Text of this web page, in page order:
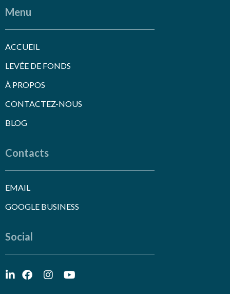
Menu
ACCUEIL
LEVÉE DE FONDS
À PROPOS
CONTACTEZ-NOUS
BLOG
Contacts
EMAIL
GOOGLE BUSINESS
Social